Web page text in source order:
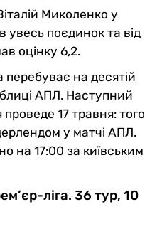
Миколенко у
увесь поєдинок та від
оцінку 6,2.
перебуває на десятій
АПЛ. Наступний
17 травня: того
у матчі АПЛ.
на 17:00 за київським
ліга. 36 тур, 10